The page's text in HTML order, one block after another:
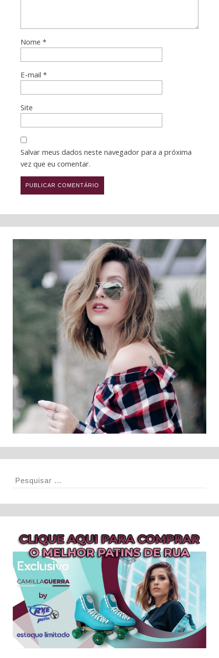
Nome *
E-mail *
Site
Salvar meus dados neste navegador para a próxima
vez que eu comentar.